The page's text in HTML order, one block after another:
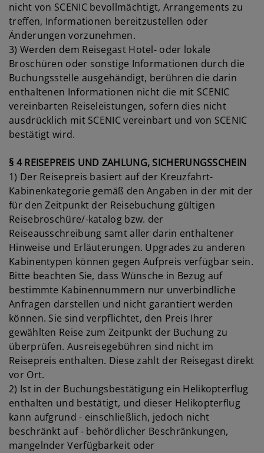
nicht von SCENIC bevollmächtigt, Arrangements zu
treffen, Informationen bereitzustellen oder
Änderungen vorzunehmen.
3) Werden dem Reisegast Hotel- oder lokale
Broschüren oder sonstige Informationen durch die
Buchungsstelle ausgehändigt, berühren die darin
enthaltenen Informationen nicht die mit SCENIC
vereinbarten Reiseleistungen, sofern dies nicht
ausdrücklich mit SCENIC vereinbart und von SCENIC
bestätigt wird.
§ 4 REISEPREIS UND ZAHLUNG, SICHERUNGSSCHEIN
1) Der Reisepreis basiert auf der Kreuzfahrt-
Kabinenkategorie gemäß den Angaben in der mit der
für den Zeitpunkt der Reisebuchung gültigen
Reisebroschüre/-katalog bzw. der
Reiseausschreibung samt aller darin enthaltener
Hinweise und Erläuterungen. Upgrades zu anderen
Kabinentypen können gegen Aufpreis verfügbar sein.
Bitte beachten Sie, dass Wünsche in Bezug auf
bestimmte Kabinennummern nur unverbindliche
Anfragen darstellen und nicht garantiert werden
können. Sie sind verpflichtet, den Preis Ihrer
gewählten Reise zum Zeitpunkt der Buchung zu
überprüfen. Ausreisegebühren sind nicht im
Reisepreis enthalten. Diese zahlt der Reisegast direkt
vor Ort.
2) Ist in der Buchungsbestätigung ein Helikopterflug
enthalten und bestätigt, und dieser Helikopterflug
kann aufgrund - einschließlich, jedoch nicht
beschränkt auf - behördlicher Beschränkungen,
mangelnder Verfügbarkeit oder